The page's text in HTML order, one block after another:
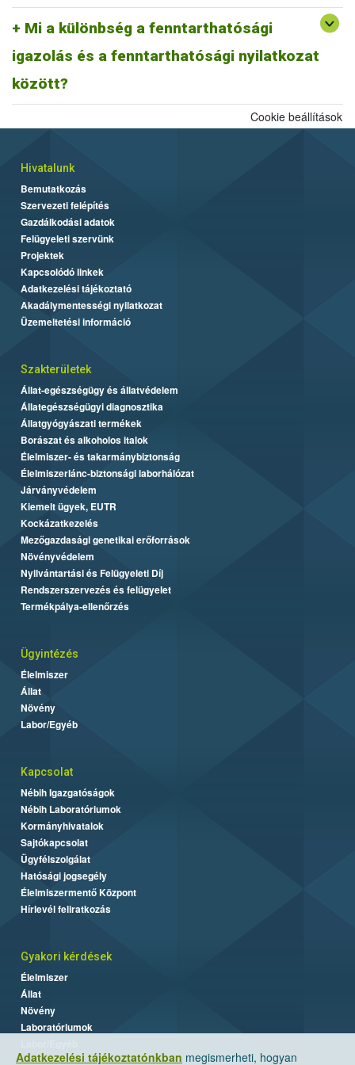
Mi a különbség a fenntarthatósági
igazolás és a fenntarthatósági nyilatkozat
között?
A fentiek alapján fenntarthatósági nyilatkozatnak minősül a
biomassza igazolás is, ahogyan egy ISCC farm nyilatkozat is,
más tagállami fenntarthatósági rendszer szerinti fenntarthatósági
dokumentum is.
Adatkezelési tájékoztatónkban megismerheti, hogyan
Cookie beállítások
Hivatalunk
Bemutatkozás
Szervezeti felépítés
Gazdálkodási adatok
Felügyeleti szervünk
Projektek
Kapcsolódó linkek
Adatkezelési tájékoztató
Akadálymentességi nyilatkozat
Üzemeltetési információ
Szakterületek
Állat-egészségügy és állatvédelem
Állategészségügyi diagnosztika
Állatgyógyászati termékek
Borászat és alkoholos italok
Élelmiszer- és takarmánybiztonság
Élelmiszerlánc-biztonsági laborhálózat
Járványvédelem
Kiemelt ügyek, EUTR
Kockázatkezelés
Mezőgazdasági genetikai erőforrások
Növényvédelem
Nyilvántartási és Felügyeleti Díj
Rendszerszervezés és felügyelet
Termékpálya-ellenőrzés
Ügyintézés
Élelmiszer
Állat
Növény
Labor/Egyéb
Kapcsolat
Nébih Igazgatóságok
Nébih Laboratóriumok
Kormányhivatalok
Sajtókapcsolat
Ügyfélszolgálat
Hatósági jogsegély
Élelmiszermentő Központ
Hírlevél feliratkozás
Gyakori kérdések
Élelmiszer
Állat
Növény
Laboratóriumok